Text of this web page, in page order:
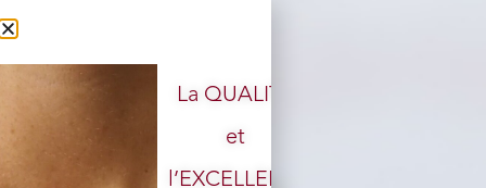
La QUALITÉ
et
l’EXCELLENCE